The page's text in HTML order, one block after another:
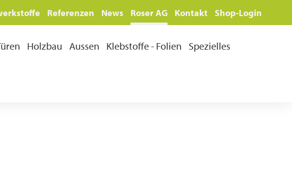
Referenzen News Roser AG Kontakt Shop-Login
Holzbau Aussen Klebstoffe - Folien Spezielles